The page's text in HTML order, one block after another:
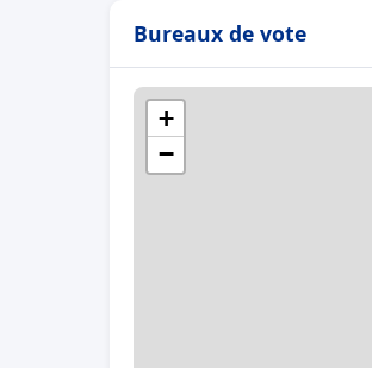
Bureaux de vote
+
−